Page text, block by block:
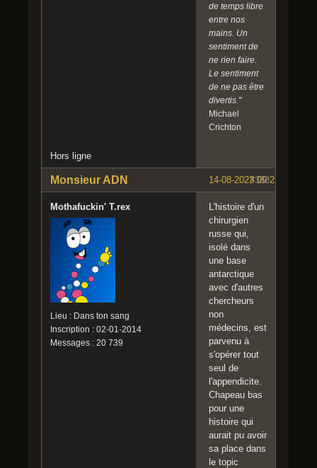
de temps libre
entre nos
mains. Un
sentiment de
ne rien faire.
Le sentiment
de ne pas être
divertis."
Michael
Crichton
Hors ligne
#383
14-08-2023 09:25:18
Monsieur ADN
Mothafuckin' T.rex
Lieu : Dans ton sang
Inscription : 02-01-2014
Messages : 20 739
L'histoire d'un
chirurgien
russe qui,
isolé dans
une base
antarctique
avec d'autres
chercheurs
non
médecins, est
parvenu à
s'opérer tout
seul de
l'appendicite.
Chapeau bas
pour une
histoire qui
aurait pu avoir
sa place dans
le topic